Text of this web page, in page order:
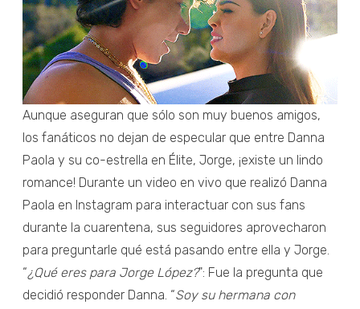
Aunque aseguran que sólo son muy buenos amigos,
los fanáticos no dejan de especular que entre Danna
Paola y su co-estrella en Élite, Jorge, ¡existe un lindo
romance! Durante un video en vivo que realizó Danna
Paola en Instagram para interactuar con sus fans
durante la cuarentena, sus seguidores aprovecharon
para preguntarle qué está pasando entre ella y Jorge.
“¿Qué eres para Jorge López?": Fue la pregunta que
decidió responder Danna. “Soy su hermana con